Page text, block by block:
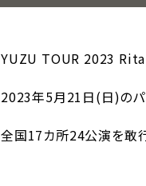
YUZU TOUR 2023 Rita
2023年5月21日(日)のパ
全国17カ所24公演を敢